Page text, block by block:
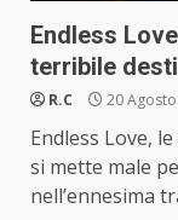
Endless
terribile
R.C 20
Endless Love,
si mette male
nell’ennesima